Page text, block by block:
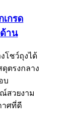
กรด
าน
โชว์ถุงได้
ตรงกลาง
บ
สวยงาม
าศที่ดี